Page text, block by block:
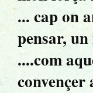
... cap on
pensar,
....com